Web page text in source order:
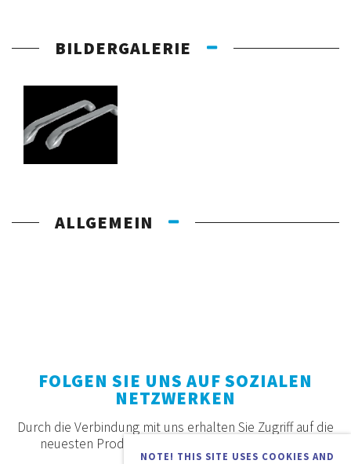
BILDERGALERIE
ALLGEMEIN
NOTE! THIS SITE USES COOKIES AND
FOLGEN SIE UNS AUF SOZIALEN
NETZWERKEN
Durch die Verbindung mit uns erhalten Sie Zugriff auf die
neuesten Produkte, Angebote und Neuigkeiten.